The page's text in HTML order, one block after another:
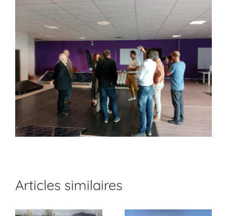
Articles similaires